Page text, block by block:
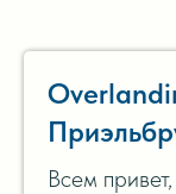
Всем